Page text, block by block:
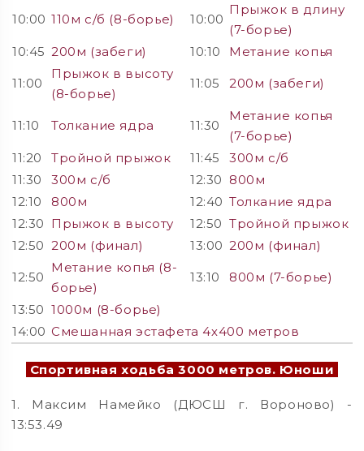
10:00 110м с/б (8-борье) 10:00
Прыжок в длину
(7-борье)
10:45 200м (забеги) 10:10 Метание копья
11:00
Прыжок в высоту
(8-борье)
11:05 200м (забеги)
11:10 Толкание ядра 11:30
Метание копья
(7-борье)
11:20
Тройной прыжок 11:45
300м с/б
11:30
300м с/б 12:30 800м
12:10
800м 12:40 Толкание ядра
12:30 Прыжок в высоту 12:50 Тройной прыжок
12:50 200м (финал) 13:00 200м (финал)
12:50
Метание копья (8-
борье)
13:10 800м (7-борье)
13:50 1000м (8-борье)
14:00 Смешанная эстафета 4х400 метров
Спортивная ходьба 3000 метров. Юноши
1. Максим Намейко (ДЮСШ г. Вороново) -
13:53.49